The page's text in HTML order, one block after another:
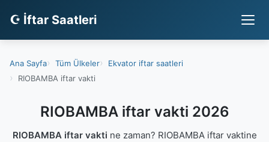
☪ İftar Saatleri
Ana Sayfa Tüm Ülkeler
Ekvator iftar saatleri
RIOBAMBA iftar vakti
RIOBAMBA iftar vakti 2026
RIOBAMBA iftar vakti ne zaman? RIOBAMBA iftar vaktine